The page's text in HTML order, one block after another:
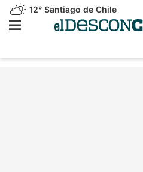
12° Santiago de Chile